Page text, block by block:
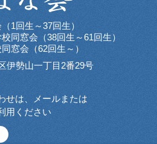
1回生～37回生）
同窓会（38回生～61回生）
窓会（62回生～）
伊勢山一丁目2番29号
せは、メールまたは
用ください